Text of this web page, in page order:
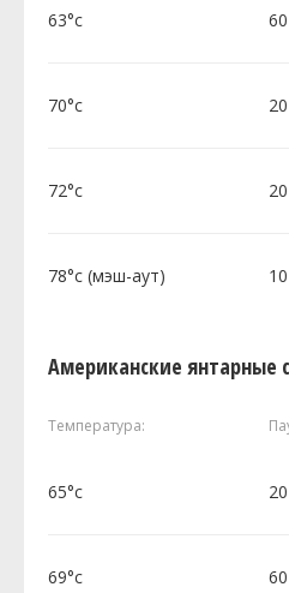
63°c
70°c
72°c
78°c (мэш-аут)
Американские янтарные
Температура:
65°c
69°c